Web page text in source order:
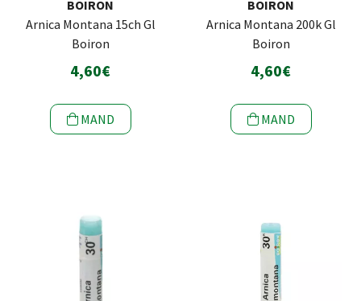
BOIRON
Arnica Montana 15ch Gl
Boiron
4,60€
MAND
BOIRON
Arnica Montana 200k Gl
Boiron
4,60€
MAND